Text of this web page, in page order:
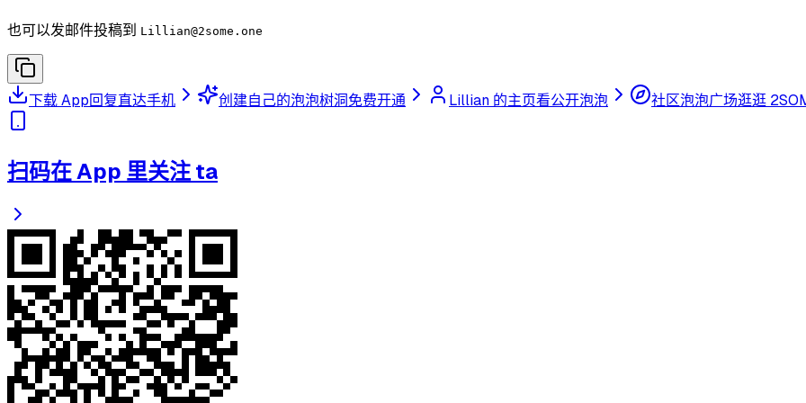
也可以发邮件投稿到 Lillian@2some.one
下载 App回复直达手机 创建自己的泡泡树洞免费开通 Lillian 的主页看公开泡泡 社区泡泡广场逛逛
扫码在 App 里关注 ta